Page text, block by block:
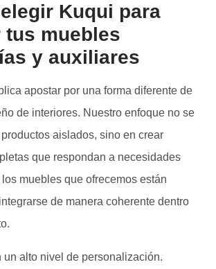
Kuqui para
tus muebles
y auxiliares
apostar por una forma diferente de
de interiores. Nuestro enfoque no se
aislados, sino en crear
que respondan a necesidades
muebles que ofrecemos están
de manera coherente dentro
un alto nivel de personalización.